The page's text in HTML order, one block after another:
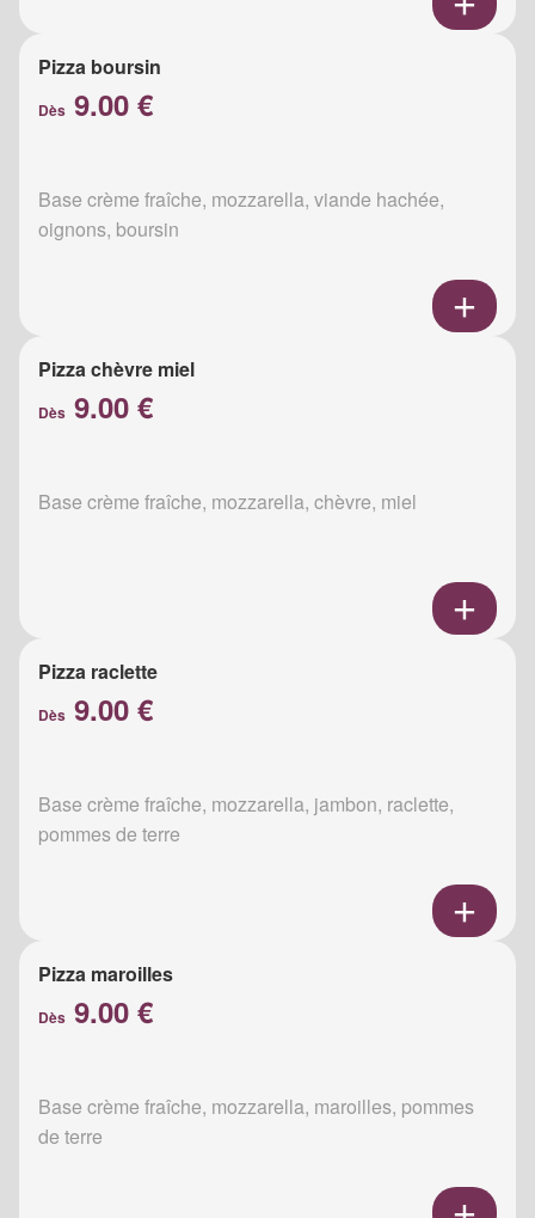
Pizza boursin
Dès 9.00 €
Base crème fraîche, mozzarella, viande hachée,
oignons, boursin
Pizza chèvre miel
Dès 9.00 €
Base crème fraîche, mozzarella, chèvre, miel
Pizza raclette
Dès 9.00 €
Base crème fraîche, mozzarella, jambon, raclette,
pommes de terre
Pizza maroilles
Dès 9.00 €
Base crème fraîche, mozzarella, maroilles, pommes
de terre